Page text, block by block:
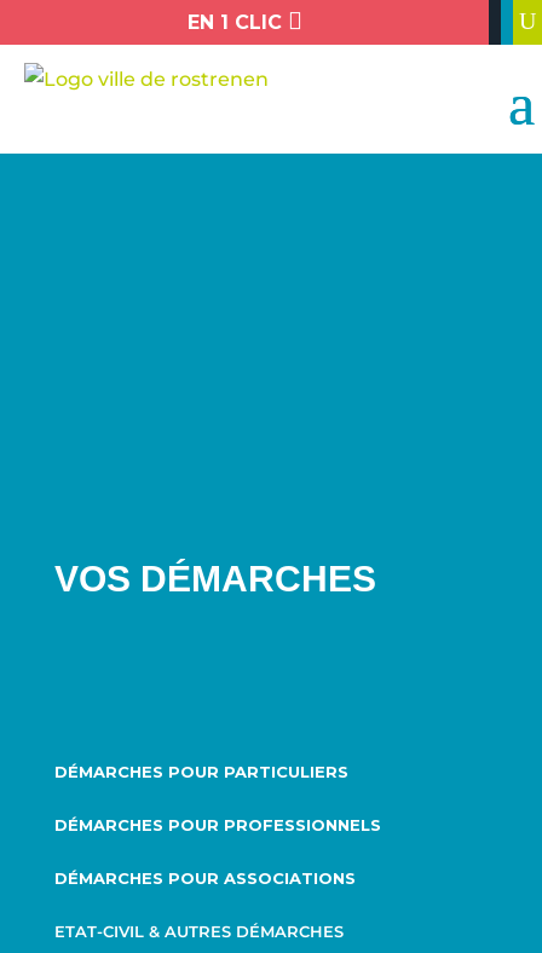
EN 1 CLIC  U
VOS DÉMARCHES
DÉMARCHES POUR PARTICULIERS
DÉMARCHES POUR PROFESSIONNELS
DÉMARCHES POUR ASSOCIATIONS
ETAT-CIVIL & AUTRES DÉMARCHES